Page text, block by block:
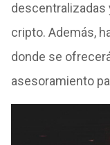
descentralizadas
cripto. Además,
donde se
asesoramiento